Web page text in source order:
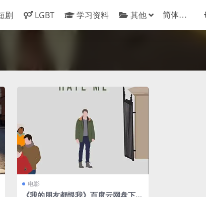
剧 LGBT 学习资料 其他
电影
《我的朋友都恨我》百度云网盘下